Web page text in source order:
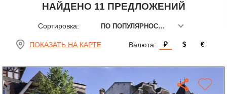
НАЙДЕНО 11 ПРЕДЛОЖЕНИЙ
Сортировка: ПО ПОПУЛЯРНОСТИ
ПОКАЗАТЬ НА КАРТЕ Валюта: ₽ $ €